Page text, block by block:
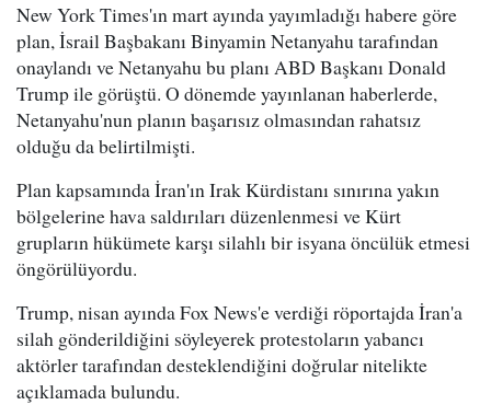
New York Times'ın mart ayında yayımladığı habere göre
plan, İsrail Başbakanı Binyamin Netanyahu tarafından
onaylandı ve Netanyahu bu planı ABD Başkanı Donald
Trump ile görüştü. O dönemde yayınlanan haberlerde,
Netanyahu'nun planın başarısız olmasından rahatsız
olduğu da belirtilmişti.
Plan kapsamında İran'ın Irak Kürdistanı sınırına yakın
bölgelerine hava saldırıları düzenlenmesi ve Kürt
grupların hükümete karşı silahlı bir isyana öncülük etmesi
öngörülüyordu.
Trump, nisan ayında Fox News'e verdiği röportajda İran'a
silah gönderildiğini söyleyerek protestoların yabancı
aktörler tarafından desteklendiğini doğrular nitelikte
açıklamada bulundu.